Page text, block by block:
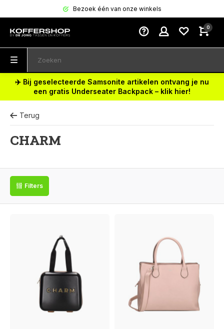
Bezoek één van onze winkels
0
✈️ Bij geselecteerde Samsonite artikelen ontvang je nu
een gratis Underseater Backpack – klik hier!
Terug
CHARM
Filters